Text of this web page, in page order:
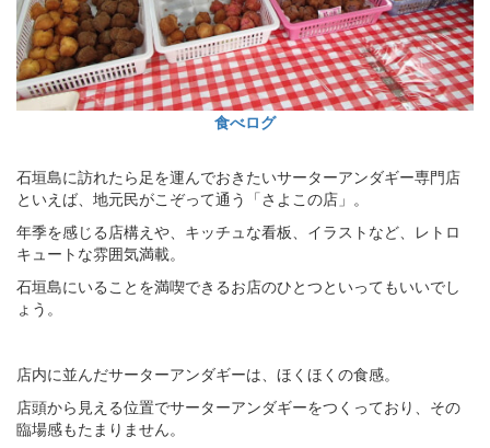
食べログ
石垣島に訪れたら足を運んでおきたいサーターアンダギー専門店
といえば、地元民がこぞって通う「さよこの店」。
年季を感じる店構えや、キッチュな看板、イラストなど、レトロ
キュートな雰囲気満載。
石垣島にいることを満喫できるお店のひとつといってもいいでし
ょう。
店内に並んだサーターアンダギーは、ほくほくの食感。
店頭から見える位置でサーターアンダギーをつくっており、その
臨場感もたまりません。